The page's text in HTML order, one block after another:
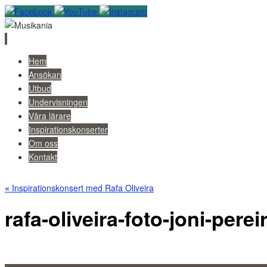
Skip
content
Hem
Ansökan
Utbud
Undervisningen
Våra lärare
Inspirationskonserter
Om oss
Kontakt
« Inspirationskonsert med Rafa Oliveira
rafa-oliveira-foto-joni-